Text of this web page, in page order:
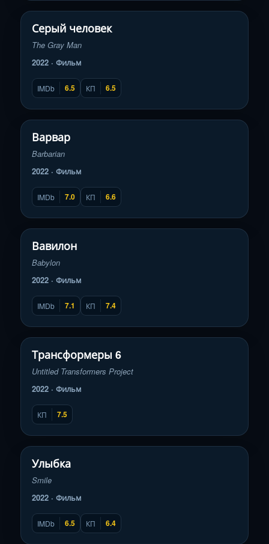
▶
Серый человек
The Gray Man
2022 · Фильм
IMDb 6.5 КП 6.5
▶
Варвар
Barbarian
2022 · Фильм
IMDb 7.0 КП 6.6
▶
Вавилон
Babylon
2022 · Фильм
IMDb 7.1 КП 7.4
▶
Трансформеры 6
Untitled Transformers Project
2022 · Фильм
КП 7.5
▶
Улыбка
Smile
2022 · Фильм
IMDb 6.5 КП 6.4